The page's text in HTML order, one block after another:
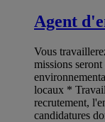
Agent
Vous
missions
locaux *
recrutement,
candidatures